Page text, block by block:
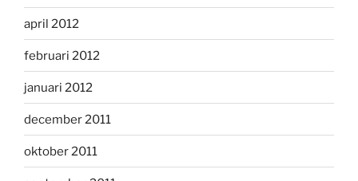
april 2012
februari 2012
januari 2012
december 2011
oktober 2011